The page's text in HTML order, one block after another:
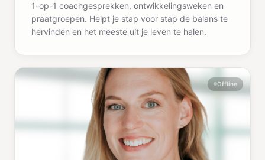
1-op-1 coachgesprekken, ontwikkelingsweken en
praatgroepen. Helpt je stap voor stap de balans te
hervinden en het meeste uit je leven te halen.
Offline